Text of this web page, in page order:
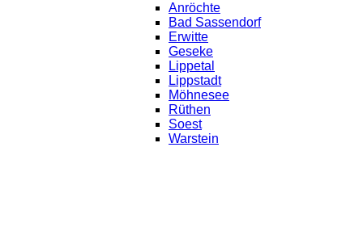
Anröchte
Bad Sassendorf
Erwitte
Geseke
Lippetal
Lippstadt
Möhnesee
Rüthen
Soest
Warstein